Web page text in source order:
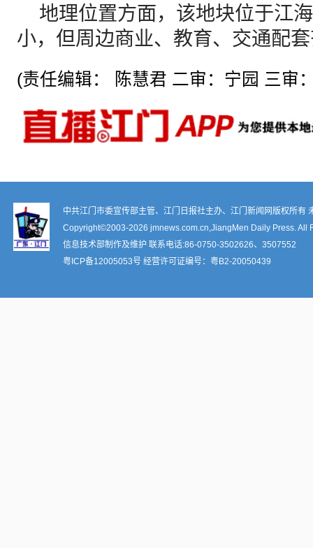
地理位置方面，该地块位于江
小，但周边商业、教育、交通配
(责任编辑： 陈慧君 二审：宁园 三审
中共江门市委宣传部主管、江门日报社主办、江门新闻网版权所有
Copyright©2003-2026 jmnews.com.cn,JiangMen Daily Press. All
信息技术部制作及维护 联系电话:86-0750-3502626、3507552
粤ICP备12005053号 经营许可证编号： 粤B2-20050439